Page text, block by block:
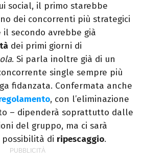
social, il primo starebbe
dei concorrenti più strategici
secondo avrebbe già
dei primi giorni di
. Si parla inoltre già di un
single sempre più
fidanzata. Confermata anche
, con l’eliminazione
– dipenderà soprattutto dalle
del gruppo, ma ci sarà
possibilità di ripescaggio.